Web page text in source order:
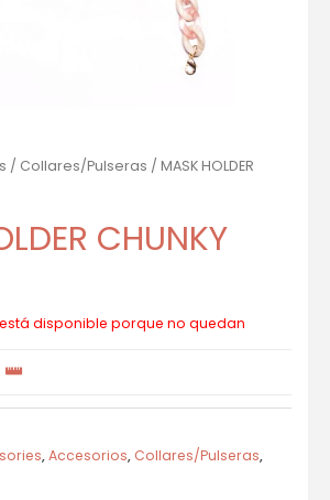
/ Collares/Pulseras / MASK HOLDER
CHUNKY
disponible porque no quedan
,Accesorios, Collares/Pulseras,